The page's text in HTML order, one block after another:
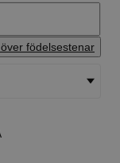
födelsestenar